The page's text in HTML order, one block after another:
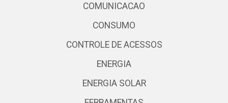
COMUNICACAO
CONSUMO
CONTROLE DE ACESSOS
ENERGIA
ENERGIA SOLAR